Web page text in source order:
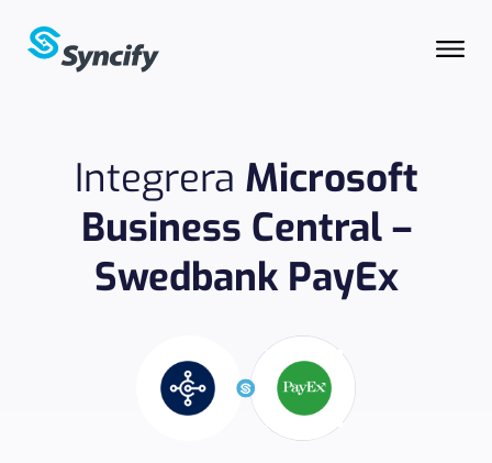
Integrera Microsoft
Business Central –
Swedbank PayEx